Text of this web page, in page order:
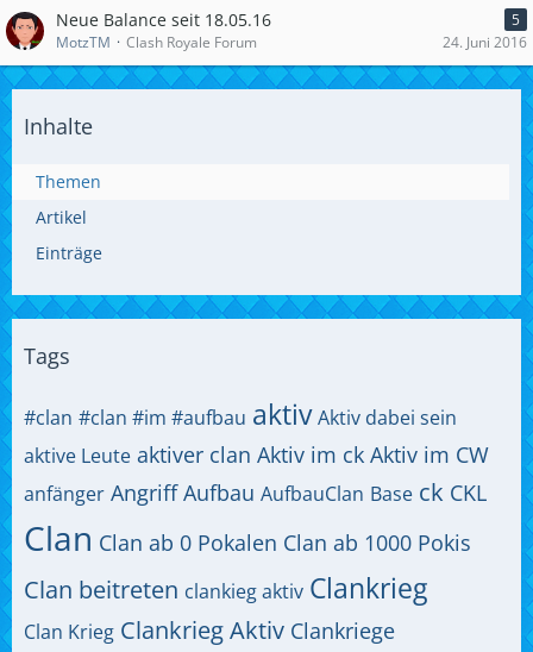
Neue Balance seit 18.05.16
5
MotzTM
Clash Royale Forum 24. Juni 2016
Inhalte
Themen
Artikel
Einträge
Tags
#clan #clan #im #aufbau aktiv Aktiv dabei sein
aktive Leute aktiver clan Aktiv im ck Aktiv im CW
anfänger Angriff Aufbau AufbauClan Base ck CKL
Clan Clan ab 0 Pokalen Clan ab 1000 Pokis
Clan beitreten clankieg aktiv Clankrieg
Clan Krieg Clankrieg Aktiv Clankriege